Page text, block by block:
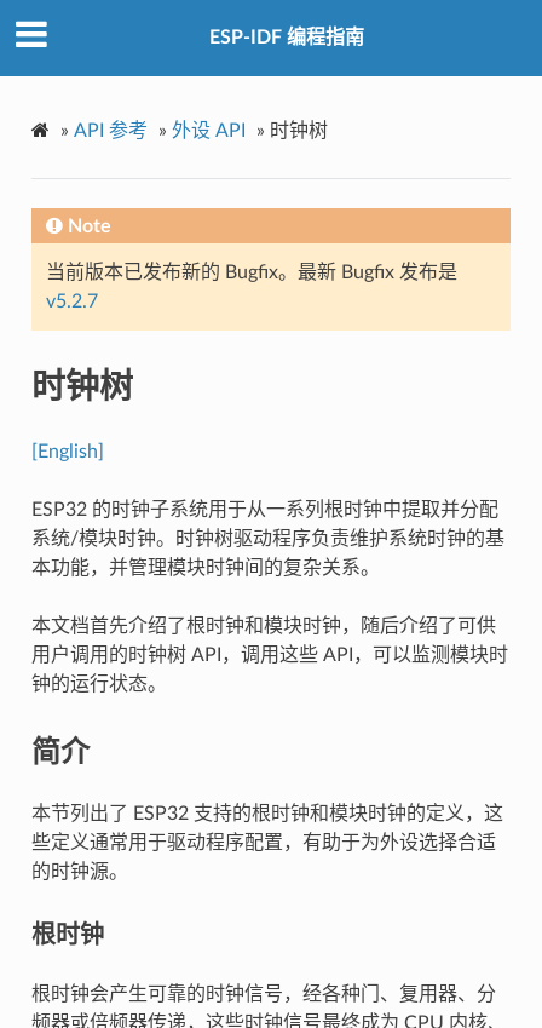
ESP-IDF 编程指南
» API 参考 » 外设 API » 时钟树
Note
当前版本已发布新的 Bugfix。最新 Bugfix 发布是
v5.2.7
时钟树
[English]
ESP32 的时钟子系统用于从一系列根时钟中提取并分配
系统/模块时钟。时钟树驱动程序负责维护系统时钟的基
本功能，并管理模块时钟间的复杂关系。
本文档首先介绍了根时钟和模块时钟，随后介绍了可供
用户调用的时钟树 API，调用这些 API，可以监测模块时
钟的运行状态。
简介
本节列出了 ESP32 支持的根时钟和模块时钟的定义，这
些定义通常用于驱动程序配置，有助于为外设选择合适
的时钟源。
根时钟
根时钟会产生可靠的时钟信号，经各种门、复用器、分
频器或倍频器传递，这些时钟信号最终成为 CPU 内核、